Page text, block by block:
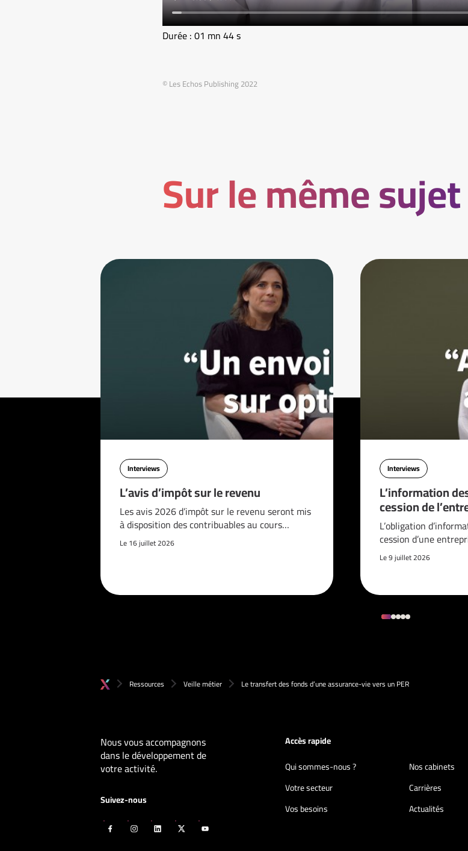
Durée : 01 mn 44 s
© Les Echos Publishing 2022
Sur le même sujet
Interviews
L’avis d’impôt sur le revenu
Les avis 2026 d’impôt sur le revenu seront mis
à disposition des contribuables au cours…
Le 16 juillet 2026
Interviews
L’information
cession de
L’obligation
cession d’une
Le 9 juillet 2026
Ressources Veille métier Le transfert des fonds d’une assurance-vie vers un PER
Nous vous accompagnons
dans le développement de
votre activité.
Suivez-nous
Accès rapide
Qui sommes-nous ?
Nos cabinets
Votre secteur
Carrières
Vos besoins
Actualités